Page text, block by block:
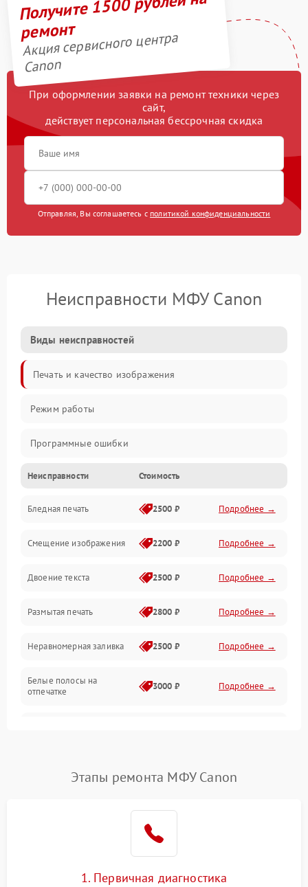
ремонт
Акция сервисного центра
Canon
При оформлении заявки на ремонт техники через
сайт,
действует персональная бессрочная скидка
Отправляя, Вы соглашаетесь с политикой конфиденциальности
Неисправности МФУ Canon
Виды неисправностей
Печать и качество изображения
Режим работы
Программные ошибки
Картриджи и расходники
Сканер и копирование
Механика и узлы
Программные сбои
Подключение и интерфейсы
Дисплей и органы управления
Изображение
Неисправности Стоимость
Бледная печать 2500 ₽ Подробнее →
Смещение изображения 2200 ₽ Подробнее →
Двоение текста 2500 ₽ Подробнее →
Размытая печать 2800 ₽ Подробнее →
Неравномерная заливка 2500 ₽ Подробнее →
Белые полосы на
отпечатке
3000 ₽ Подробнее →
Этапы ремонта МФУ Canon
1. Первичная диагностика